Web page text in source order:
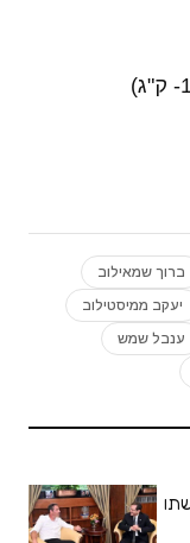
ברוך שמאילוב
יעקב ממיסטילוב
ענבל שמש